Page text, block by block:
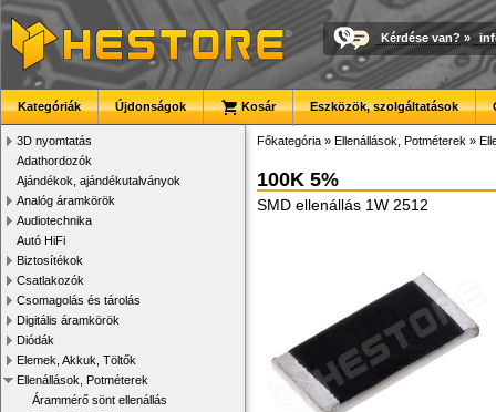
Kérdése van? »
Kategóriák Újdonságok Kosár Eszközök, szolgáltatások
3D nyomtatás
Adathordozók
Ajándékok, ajándékutalványok
Analóg áramkörök
Audiotechnika
Autó HiFi
Biztosítékok
Csatlakozók
Csomagolás és tárolás
Digitális áramkörök
Diódák
Elemek, Akkuk, Töltők
Ellenállások, Potméterek
Árammérő sönt ellenállás
Főkategória » Ellenállások, Potméterek »
100K 5%
SMD ellenállás 1W 2512